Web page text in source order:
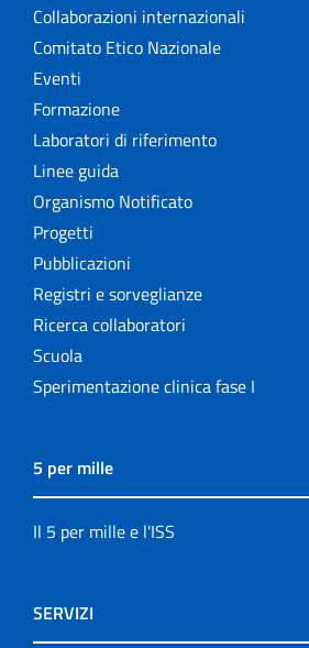
Collaborazioni internazionali
Comitato Etico Nazionale
Eventi
Formazione
Laboratori di riferimento
Linee guida
Organismo Notificato
Progetti
Pubblicazioni
Registri e sorveglianze
Ricerca collaboratori
Scuola
Sperimentazione clinica fase I
5 per mille
Il 5 per mille e l'ISS
SERVIZI